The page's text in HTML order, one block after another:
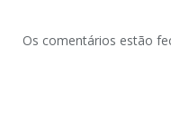
Os comentários estão